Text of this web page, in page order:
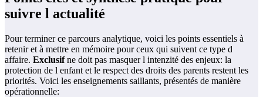
suivre l actualité
Pour terminer ce parcours analytique, voici les points essentiels à
retenir et à mettre en mémoire pour ceux qui suivent ce type d
affaire. Exclusifne doit pas masquer l intenzité des enjeux: la
protection de l enfant et le respect des droits des parents restent les
priorités. Voici les enseignements saillants, présentés de manière
opérationnelle: